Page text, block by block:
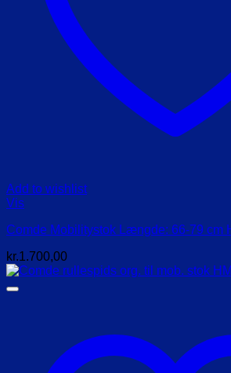
Add to wishlist
Vis
Comde Mobilitystok Længde: 66-79 cm
kr.1.700,00